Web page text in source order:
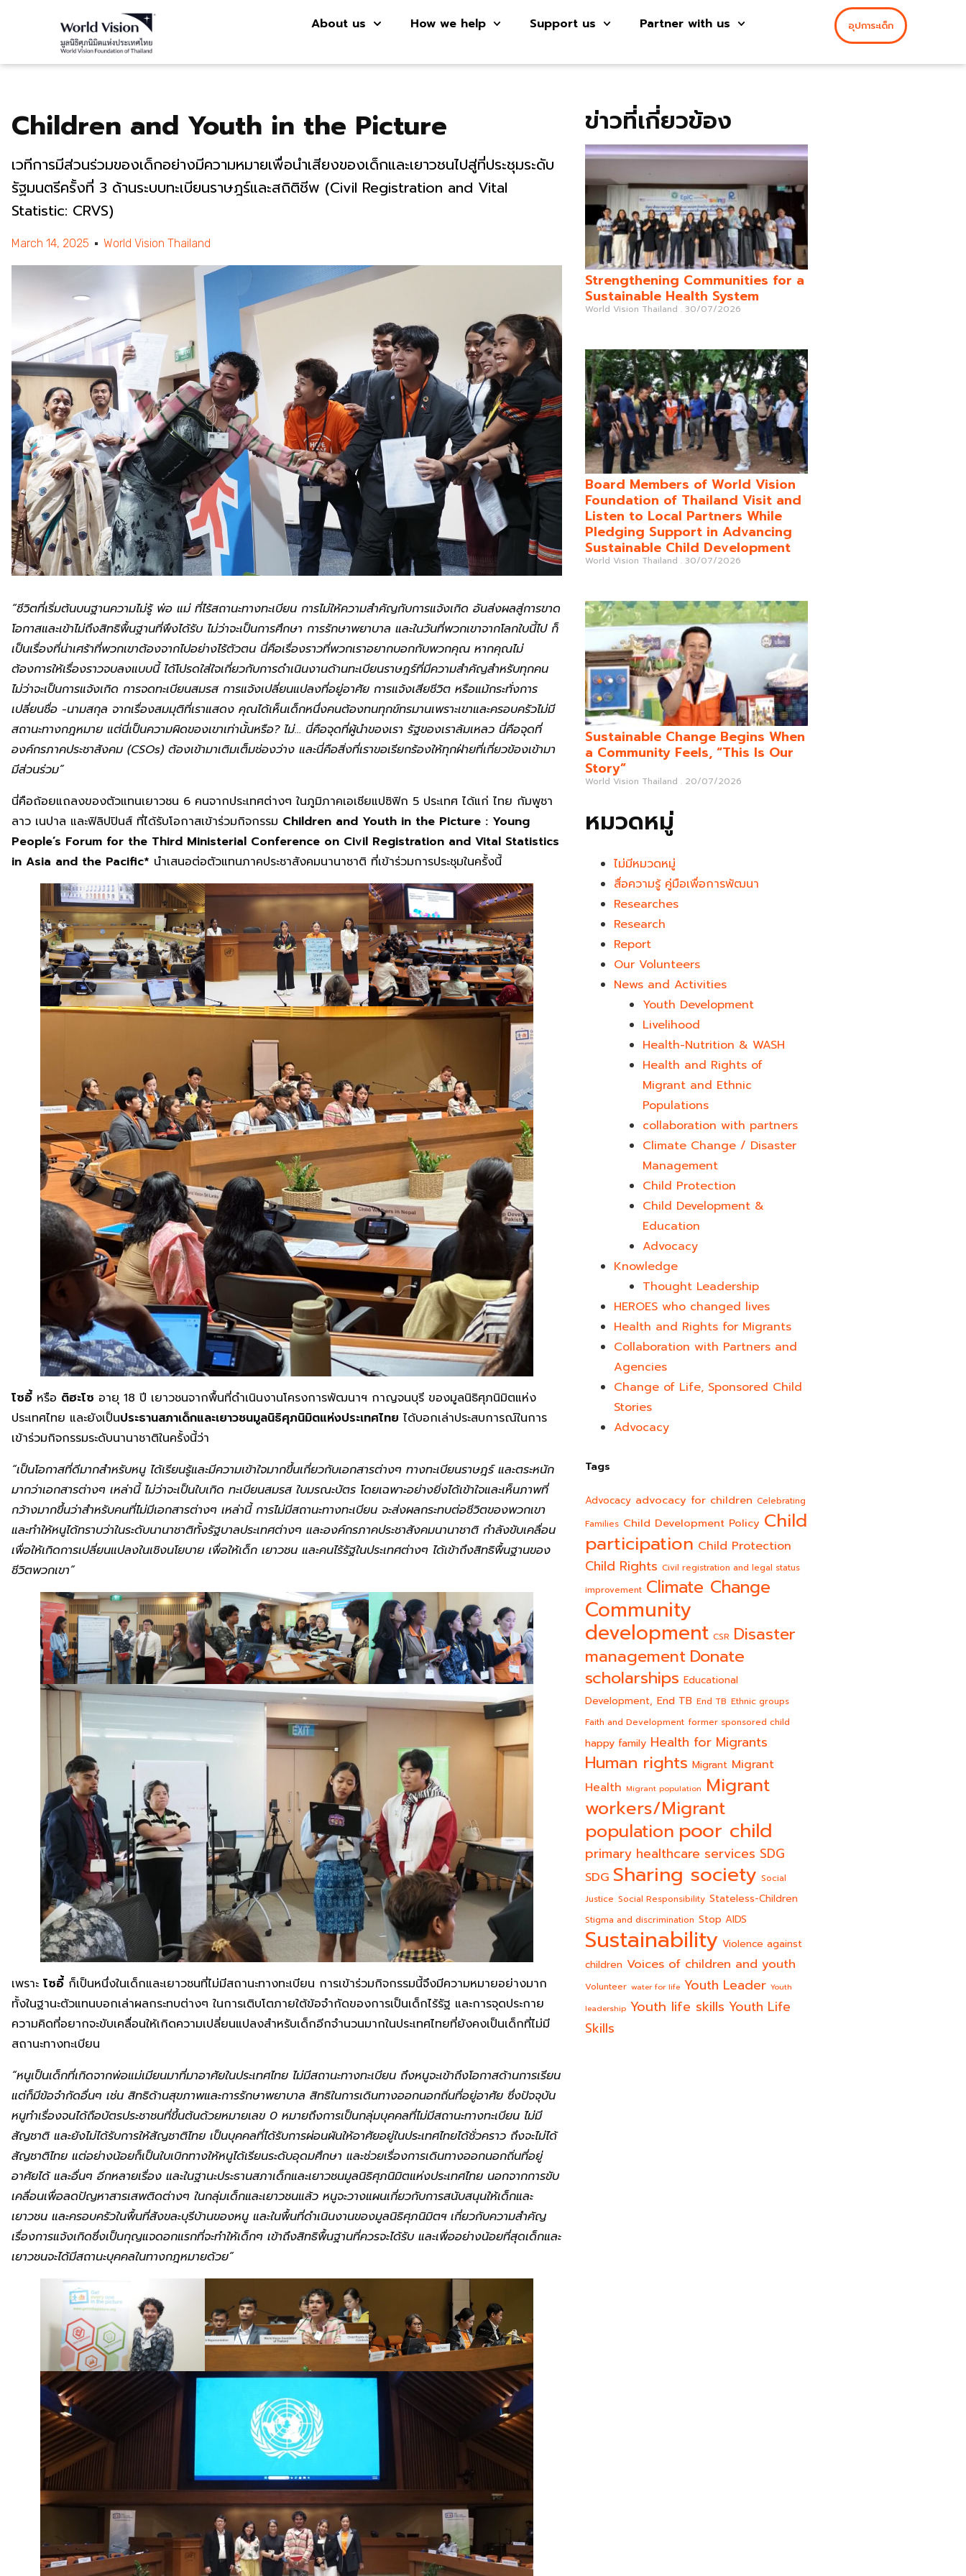
About us How we help Support us Partner with us อุปการะเด็ก
Children and Youth in the Picture
เวทีการมีส่วนร่วมของเด็กอย่างมีความหมายเพื่อนำเสียงของเด็กและเยาวชนไปสู่ที่ประชุมระดับ
รัฐมนตรีครั้งที่ 3 ด้านระบบทะเบียนราษฎร์และสถิติชีพ (Civil Registration and Vital
Statistic: CRVS)
March 14, 2025 World Vision Thailand
“ชีวิตที่เริ่มต้นบนฐานความไม่รู้ พ่อ แม่ ที่ไร้สถานะทางทะเบียน การไม่ให้ความสำคัญกับการแจ้งเกิด อันส่งผลสู่การขาด
โอกาสและเข้าไม่ถึงสิทธิพื้นฐานที่พึงได้รับ ไม่ว่าจะเป็นการศึกษา การรักษาพยาบาล และในวันที่พวกเขาจากโลกใบนี้ไป ก็
เป็นเรื่องที่น่าเศร้าที่พวกเขาต้องจากไปอย่างไร้ตัวตน นี่คือเรื่องราวที่พวกเราอยากบอกกับพวกคุณ หากคุณไม่
ต้องการให้เรื่องราวจบลงแบบนี้ ได้โปรดใส่ใจเกี่ยวกับการดำเนินงานด้านทะเบียนราษฎร์ที่มีความสำคัญสำหรับทุกคน
ไม่ว่าจะเป็นการแจ้งเกิด การจดทะเบียนสมรส การแจ้งเปลี่ยนแปลงที่อยู่อาศัย การแจ้งเสียชีวิต หรือแม้กระทั่งการ
เปลี่ยนชื่อ -นามสกุล จากเรื่องสมมุติที่เราแสดง คุณได้เห็นเด็กหนึ่งคนต้องทนทุกข์ทรมานเพราะเขาและครอบครัวไม่มี
สถานะทางกฎหมาย แต่นี่เป็นความผิดของเขาเท่านั้นหรือ? ไม่… นี่คือจุดที่ผู้นำของเรา รัฐของเราล้มเหลว นี่คือจุดที่
องค์กรภาคประชาสังคม (CSOs) ต้องเข้ามาเติมเต็มช่องว่าง และนี่คือสิ่งที่เราขอเรียกร้องให้ทุกฝ่ายที่เกี่ยวข้องเข้ามา
มีส่วนร่วม”
นี่คือถ้อยแถลงของตัวแทนเยาวชน 6 คนจากประเทศต่างๆ ในภูมิภาคเอเชียแปซิฟิก 5 ประเทศ ได้แก่ ไทย กัมพูชา
ลาว เนปาล และฟิลิปปินส์ ที่ได้รับโอกาสเข้าร่วมกิจกรรม Children and Youth in the Picture : Young
People’s Forum for the Third Ministerial Conference on Civil Registration and Vital Statistics
in Asia and the Pacific* นำเสนอต่อตัวแทนภาคประชาสังคมนานาชาติ ที่เข้าร่วมการประชุมในครั้งนี้
โซอี้ หรือ ติฮะโซ อายุ 18 ปี เยาวชนจากพื้นที่ดำเนินงานโครงการพัฒนาฯ กาญจนบุรี ของมูลนิธิศุภนิมิตแห่ง
ประเทศไทย และยังเป็นประธานสภาเด็กและเยาวชนมูลนิธิศุภนิมิตแห่งประเทศไทย ได้บอกเล่าประสบการณ์ในการ
เข้าร่วมกิจกรรมระดับนานาชาติในครั้งนี้ว่า
“เป็นโอกาสที่ดีมากสำหรับหนู ได้เรียนรู้และมีความเข้าใจมากขึ้นเกี่ยวกับเอกสารต่างๆ ทางทะเบียนราษฎร์ และตระหนัก
มากว่าเอกสารต่างๆ เหล่านี้ ไม่ว่าจะเป็นใบเกิด ทะเบียนสมรส ใบมรณะบัตร โดยเฉพาะอย่างยิ่งได้เข้าใจและเห็นภาพที่
กว้างมากขึ้นว่าสำหรับคนที่ไม่มีเอกสารต่างๆ เหล่านี้ การไม่มีสถานะทางทะเบียน จะส่งผลกระทบต่อชีวิตของพวกเขา
และทำให้หนูได้ทราบว่าในระดับนานาชาติทั้งรัฐบาลประเทศต่างๆ และองค์กรภาคประชาสังคมนานาชาติ กำลังขับเคลื่อน
เพื่อให้เกิดการเปลี่ยนแปลงในเชิงนโยบาย เพื่อให้เด็ก เยาวชน และคนไร้รัฐในประเทศต่างๆ ได้เข้าถึงสิทธิพื้นฐานของ
ชีวิตพวกเขา”
เพราะ โซอี้ ก็เป็นหนึ่งในเด็กและเยาวชนที่ไม่มีสถานะทางทะเบียน การเข้าร่วมกิจกรรมนี้จึงมีความหมายอย่างมาก
ทั้งในฐานะตัวแทนบอกเล่าผลกระทบต่างๆ ในการเติบโตภายใต้ข้อจำกัดของการเป็นเด็กไร้รัฐ และการจุดประกาย
ความคิดที่อยากจะขับเคลื่อนให้เกิดความเปลี่ยนแปลงสำหรับเด็กอีกจำนวนมากในประเทศไทยที่ยังคงเป็นเด็กที่ไม่มี
สถานะทางทะเบียน
“หนูเป็นเด็กที่เกิดจากพ่อแม่เมียนมาที่มาอาศัยในประเทศไทย ไม่มีสถานะทางทะเบียน ถึงหนูจะเข้าถึงโอกาสด้านการเรียน
แต่ก็มีข้อจำกัดอื่นๆ เช่น สิทธิด้านสุขภาพและการรักษาพยาบาล สิทธิในการเดินทางออกนอกถิ่นที่อยู่อาศัย ซึ่งปัจจุบัน
หนูทำเรื่องจนได้ถือบัตรประชาชนที่ขึ้นต้นด้วยหมายเลข 0 หมายถึงการเป็นกลุ่มบุคคลที่ไม่มีสถานะทางทะเบียน ไม่มี
สัญชาติ และยังไม่ได้รับการให้สัญชาติไทย เป็นบุคคลที่ได้รับการผ่อนผันให้อาศัยอยู่ในประเทศไทยได้ชั่วคราว ถึงจะไม่ได้
สัญชาติไทย แต่อย่างน้อยก็เป็นใบเบิกทางให้หนูได้เรียนระดับอุดมศึกษา และช่วยเรื่องการเดินทางออกนอกถิ่นที่อยู่
อาศัยได้ และอื่นๆ อีกหลายเรื่อง และในฐานะประธานสภาเด็กและเยาวชนมูลนิธิศุภนิมิตแห่งประเทศไทย นอกจากการขับ
เคลื่อนเพื่อลดปัญหาสารเสพติดต่างๆ ในกลุ่มเด็กและเยาวชนแล้ว หนูจะวางแผนเกี่ยวกับการสนับสนุนให้เด็กและ
เยาวชน และครอบครัวในพื้นที่สังขละบุรีบ้านของหนู และในพื้นที่ดำเนินงานของมูลนิธิศุภนิมิตฯ เกี่ยวกับความสำคัญ
เรื่องการแจ้งเกิดซึ่งเป็นกุญแจดอกแรกที่จะทำให้เด็กๆ เข้าถึงสิทธิพื้นฐานที่ควรจะได้รับ และเพื่ออย่างน้อยที่สุดเด็กและ
เยาวชนจะได้มีสถานะบุคคลในทางกฎหมายด้วย”
ข่าวที่เกี่ยวข้อง
Strengthening Communities for a
Sustainable Health System
World Vision Thailand 30/07/2026
Board Members of World Vision
Foundation of Thailand Visit and
Listen to Local Partners While
Pledging Support in Advancing
Sustainable Child Development
World Vision Thailand 30/07/2026
Sustainable Change Begins When
a Community Feels, “This Is Our
Story”
World Vision Thailand 20/07/2026
หมวดหมู่
ไม่มีหมวดหมู่
สื่อความรู้ คู่มือเพื่อการพัฒนา
Researches
Research
Report
Our Volunteers
News and Activities
Youth Development​
Livelihood
Health-Nutrition & WASH
Health and Rights of
Migrant and Ethnic
Populations
collaboration with partners
Climate Change / Disaster
Management
Child Protection
Child Development &
Education
Advocacy
Knowledge
Thought Leadership
HEROES who changed lives​
Health and Rights for Migrants
Collaboration with Partners and
Agencies
Change of Life, Sponsored Child
Stories
Advocacy
Tags
Advocacy advocacy for children Celebrating
Families Child Development Policy Child
participation Child Protection
Child Rights Civil registration and legal status
improvement Climate Change
Community
development CSR Disaster
management Donate
scholarships Educational
Development, End TB End TB Ethnic groups
Faith and Development former sponsored child
happy family Health for Migrants
Human rights Migrant Migrant
Health Migrant population Migrant
workers/Migrant
population poor child
primary healthcare services SDG
SDG Sharing society Social
Justice Social Responsibility Stateless-Children
Stigma and discrimination Stop AIDS
Sustainability Violence against
children Voices of children and youth
Volunteer water for life Youth Leader Youth
leadership Youth life skills Youth Life
Skills